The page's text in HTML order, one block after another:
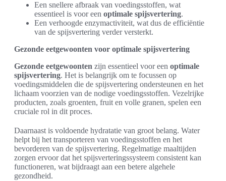
Een snellere afbraak van voedingsstoffen, wat
essentieel is voor een optimale spijsvertering.
Een verhoogde enzymactiviteit, wat dus de efficiëntie
van de spijsvertering verder versterkt.
Gezonde eetgewoonten voor optimale spijsvertering
Gezonde eetgewoonten zijn essentieel voor een optimale
spijsvertering. Het is belangrijk om te focussen op
voedingsmiddelen die de spijsvertering ondersteunen en het
lichaam voorzien van de nodige voedingsstoffen. Vezelrijke
producten, zoals groenten, fruit en volle granen, spelen een
cruciale rol in dit proces.
Daarnaast is voldoende hydratatie van groot belang. Water
helpt bij het transporteren van voedingsstoffen en het
bevorderen van de spijsvertering. Regelmatige maaltijden
zorgen ervoor dat het spijsverteringssysteem consistent kan
functioneren, wat bijdraagt aan een betere algehele
gezondheid.